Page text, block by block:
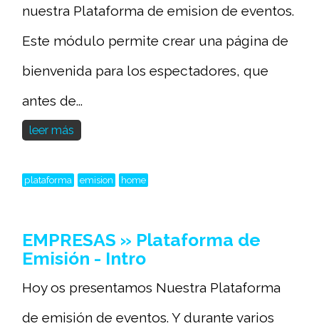
nuestra Plataforma de emision de eventos.
Este módulo permite crear una página de
bienvenida para los espectadores, que
antes de...
leer más
plataforma emision home
EMPRESAS » Plataforma de
Emisión - Intro
Hoy os presentamos Nuestra Plataforma
de emisión de eventos. Y durante varios